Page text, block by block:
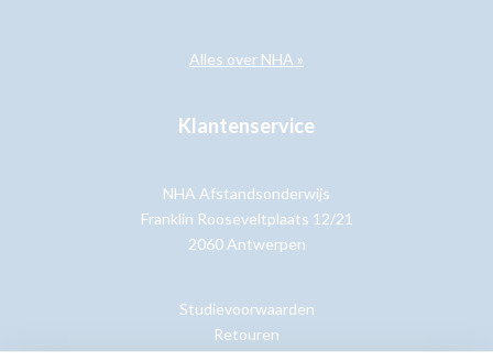
Alles over NHA »
Klantenservice
NHA Afstandsonderwijs
Franklin Rooseveltplaats 12/21
2060 Antwerpen
Studievoorwaarden
Retouren